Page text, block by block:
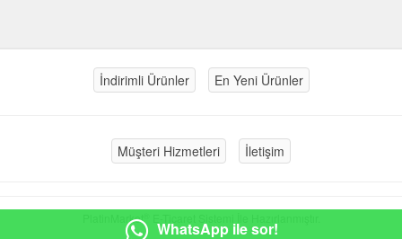
İndirimli Ürünler En Yeni Ürünler
Müşteri Hizmetleri İletişim
PlatinMarket
WhatsApp ile sor!